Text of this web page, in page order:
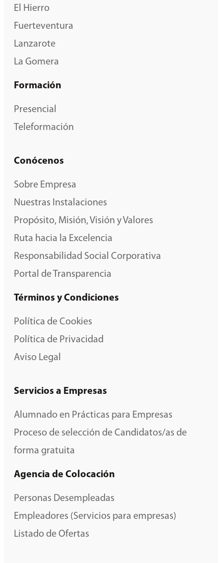
El Hierro
Fuerteventura
Lanzarote
La Gomera
Formación
Presencial
Teleformación
Conócenos
Sobre Empresa
Nuestras Instalaciones
Propósito, Misión, Visión y Valores
Ruta hacia la Excelencia
Responsabilidad Social Corporativa
Portal de Transparencia
Términos y Condiciones
Política de Cookies
Política de Privacidad
Aviso Legal
Servicios a Empresas
Alumnado en Prácticas para Empresas
Proceso de selección de Candidatos/as de
forma gratuita
Agencia de Colocación
Personas Desempleadas
Empleadores (Servicios para empresas)
Listado de Ofertas